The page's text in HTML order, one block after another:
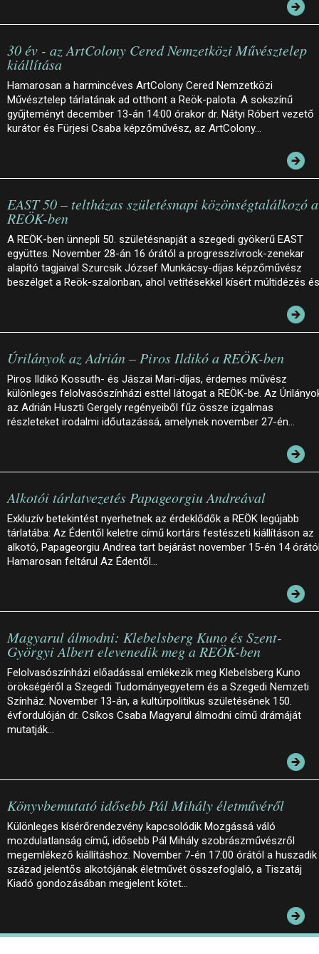
30 év - az ArtColony Cered Nemzetközi Művésztelep
kiállítása
Hamarosan a harmincéves ArtColony Cered Nemzetközi
Művésztelep tárlatának ad otthont a Reök-palota. A sokszínű
gyűjteményt december 13-án 14:00 órakor dr. Nátyi Róbert vezető
kurátor és Fürjesi Csaba képzőművész, az ArtColony…
EAST 50 – teltházas születésnapi közönségtalálkozó a
REÖK-ben
A REÖK-ben ünnepli 50. születésnapját a szegedi gyökerű EAST
együttes. November 28-án 16 órától a progresszívrock-zenekar
alapító tagjaival Szurcsik József Munkácsy-díjas képzőművész
beszélget a Reök-szalonban, ahol vetítésekkel kísért múltidézés
Úrilányok az Adrián – Piros Ildikó a REÖK-ben
Piros Ildikó Kossuth- és Jászai Mari-díjas, érdemes művész
különleges felolvasószínházi esttel látogat a REÖK-be. Az
az Adrián Huszti Gergely regényeiből fűz össze izgalmas
részleteket irodalmi időutazássá, amelynek november 27-én…
Alkotói tárlatvezetés Papageorgiu Andreával
Exkluzív betekintést nyerhetnek az érdeklődők a REÖK legújabb
tárlatába: Az Édentől keletre című kortárs festészeti kiállításon az
alkotó, Papageorgiu Andrea tart bejárást november 15-én 14
Hamarosan feltárul Az Édentől…
Magyarul álmodni: Klebelsberg Kuno és Szent-
Györgyi Albert elevenedik meg a REÖK-ben
Felolvasószínházi előadással emlékezik meg Klebelsberg Kuno
örökségéről a Szegedi Tudományegyetem és a Szegedi Nemzeti
Színház. November 13-án, a kultúrpolitikus születésének 150.
évfordulóján dr. Csíkos Csaba Magyarul álmodni című drámáját
mutatják…
Könyvbemutató idősebb Pál Mihály életművéről
Különleges kísérőrendezvény kapcsolódik Mozgássá váló
mozdulatlanság című, idősebb Pál Mihály szobrászművészről
megemlékező kiállításhoz. November 7-én 17:00 órától a huszadik
század jelentős alkotójának életművét összefoglaló, a Tiszatáj
Kiadó gondozásában megjelent kötet…